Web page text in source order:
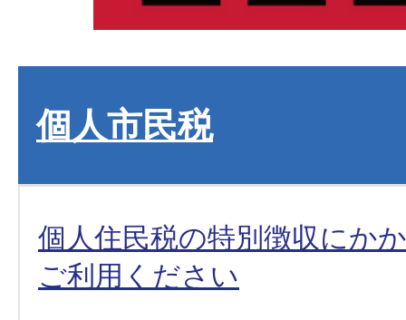
個人市民税
個人住民税の特別徴収にか
ご利用ください